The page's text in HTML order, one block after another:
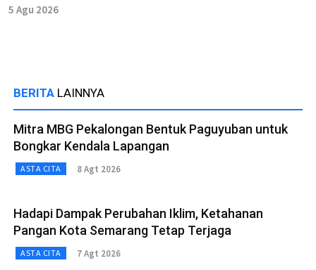
5 Agu 2026
BERITA LAINNYA
Mitra MBG Pekalongan Bentuk Paguyuban untuk
Bongkar Kendala Lapangan
ASTA CITA 8 Agt 2026
Hadapi Dampak Perubahan Iklim, Ketahanan
Pangan Kota Semarang Tetap Terjaga
ASTA CITA 7 Agt 2026